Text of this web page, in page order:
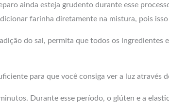
ainda esteja grudento durante esse
farinha diretamente na mistura, pois
do sal, permita que todos os ingredientes
para que você consiga ver a luz através
Durante esse período, o glúten e a